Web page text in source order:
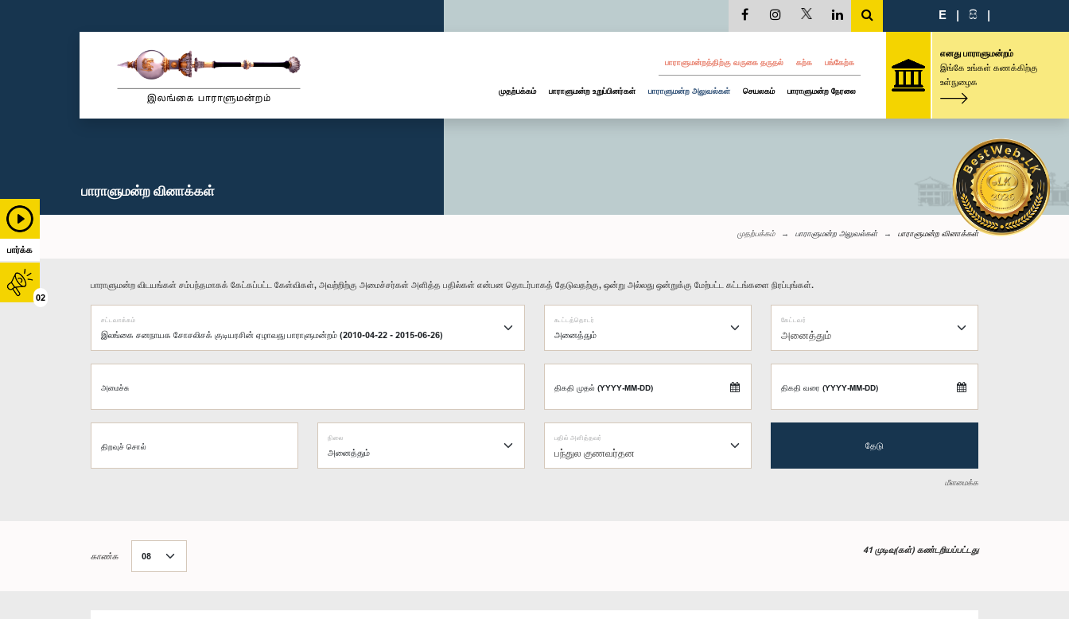
பார்க்க
02
E | සි |
பாராளுமன்றத்திற்கு வருகை தருதல் கற்க பங்கேற்க
முதற்பக்கம் பாராளுமன்ற உறுப்பினர்கள் பாராளுமன்ற அலுவல்கள் செயலகம் பாராளுமன்ற நேரலை
எனது பாராளுமன்றம்
இங்கே உங்கள் கணக்கிற்கு
உள்நுழைக
பாராளுமன்ற வினாக்கள்
முதற்பக்கம் பாராளுமன்ற அலுவல்கள் பாராளுமன்ற வினாக்கள்
பாராளுமன்ற விடயங்கள் சம்பந்தமாகக் கேட்கப்பட்ட கேள்விகள், அவற்றிற்கு அமைச்சர்கள் அளித்த பதில்கள் என்பன தொடர்பாகத் தேடுவதற்கு, ஒன்று அல்லது ஒன்றுக்கு மேற்பட்ட கட்டங்களை நிரப்புங்கள்.
சட்டவாக்கம் கூட்டத்தொடர்
அனைத்தும்
கேட்டவர்
அமைச்சு திகதி முதல் (YYYY-MM-DD) திகதி வரை (YYYY-MM-DD)
திறவுச் சொல்
நிலை
பந்துல குணவர்தன
பதில் அளித்தவர்
தேடு
மீளமைக்க
காண்க
41 முடிவு(கள்) கண்டறியப்பட்டது